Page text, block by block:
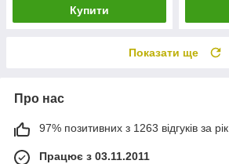
Купити
Показати ще
Про нас
97% позитивних з 1263 відгуків за рік
Працює з 03.11.2011